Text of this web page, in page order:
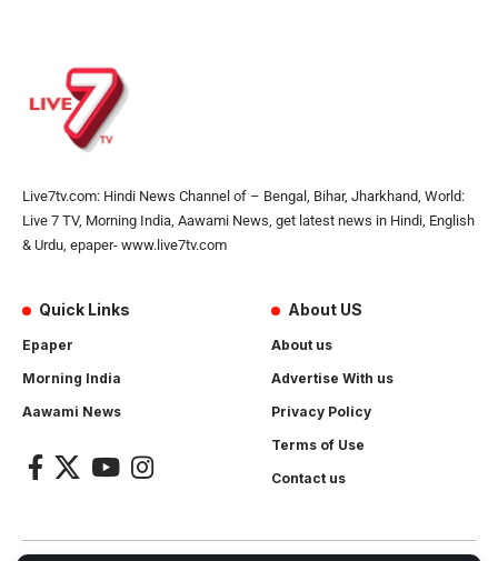
Live7tv.com: Hindi News Channel of – Bengal, Bihar, Jharkhand, World:
Live 7 TV, Morning India, Aawami News, get latest news in Hindi, English
& Urdu, epaper- www.live7tv.com
Quick Links
Epaper
Morning India
Aawami News
About US
About us
Advertise With us
Privacy Policy
Terms of Use
Contact us